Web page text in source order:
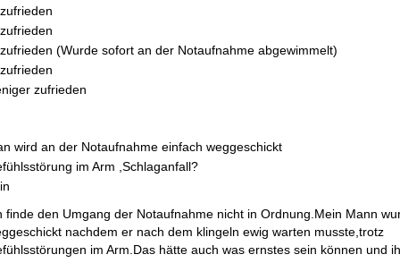
(Wurde sofort an der Notaufnahme abgewimmelt)
zufrieden
wird an der Notaufnahme einfach weggeschickt
im Arm ,Schlaganfall?
finde den Umgang der Notaufnahme nicht in Ordnung.Mein Mann
nachdem er nach dem klingeln ewig warten musste,trotz
im Arm.Das hätte auch was ernstes sein können und